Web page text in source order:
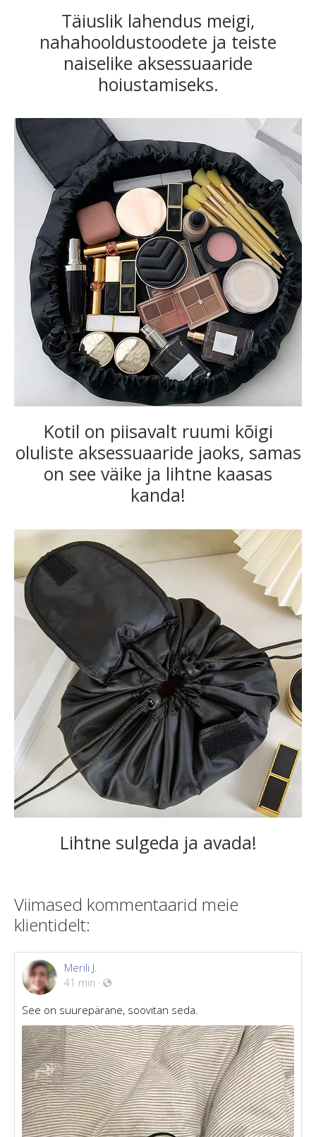
Täiuslik lahendus meigi,
nahahooldustoodete ja teiste
naiselike aksessuaaride
hoiustamiseks.
Kotil on piisavalt ruumi kõigi
oluliste aksessuaaride jaoks, samas
on see väike ja lihtne kaasas
kanda!
Lihtne sulgeda ja avada!
Viimased kommentaarid meie
klientidelt:
Merili J.
41 min ·
See on suurepärane, soovitan seda.